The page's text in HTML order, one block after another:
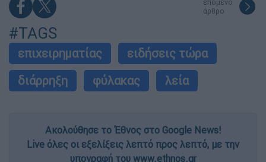
επόμενο
άρθρο
#TAGS
επιχειρηματίας
ειδήσεις τώρα
διάρρηξη
φύλακας λεία
Ακολούθησε το Έθνος στο Google News!
Live όλες οι εξελίξεις λεπτό προς λεπτό, με την
υπογραφή του www.ethnos.gr